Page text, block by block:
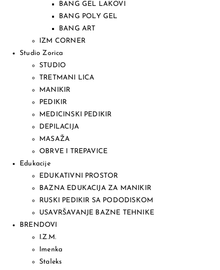
BANG GEL LAKOVI
BANG POLY GEL
BANG ART
IZM CORNER
Studio Zorica
STUDIO
TRETMANI LICA
MANIKIR
PEDIKIR
MEDICINSKI PEDIKIR
DEPILACIJA
MASAŽA
OBRVE I TREPAVICE
Edukacije
EDUKATIVNI PROSTOR
BAZNA EDUKACIJA ZA MANIKIR
RUSKI PEDIKIR SA PODODISKOM
USAVRŠAVANJE BAZNE TEHNIKE
BRENDOVI
I.Z.M.
Imenka
Staleks